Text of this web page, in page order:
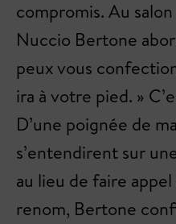
compromis. Au
Nuccio Bertone
peux vous
ira à votre pied. »
D’une poignée de
s’entendirent sur
au lieu de faire
renom, Bertone